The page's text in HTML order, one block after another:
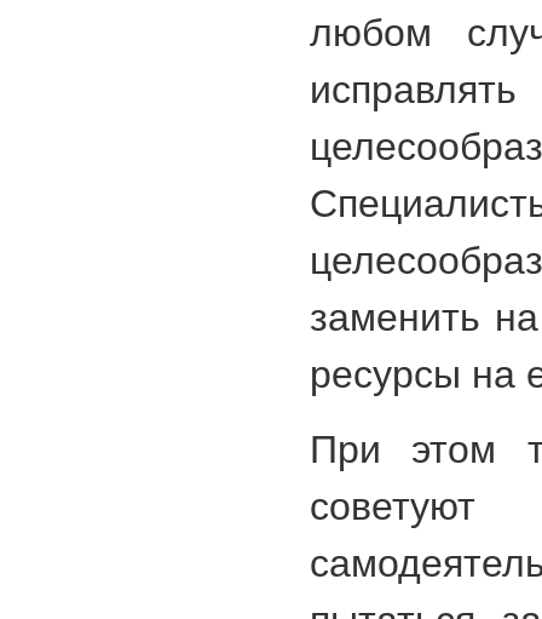
любом
заменить
ресурсы на
При этом